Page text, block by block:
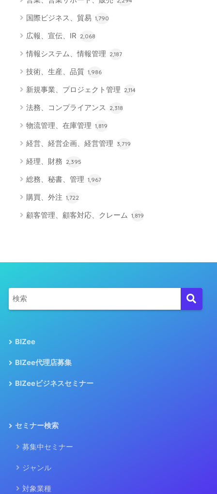
国際ビジネス、貿易 1,790
広報、宣伝、IR 2,068
情報システム、情報管理 2,187
技術、生産、品質 1,986
新規事業、プロジェクト管理 2,114
法務、コンプライアンス 2,318
物流管理、在庫管理 1,819
経営、経営企画、経営管理 3,719
経理、財務 2,395
総務、秘書、管理 1,967
購買、外注 1,722
顧客管理、顧客対応、クレーム 1,819
BIZee
BIZee代理店募集
BIZeeビジネスセミナー
セミナー検索
募集中セミナー
ジャンル
対象業種